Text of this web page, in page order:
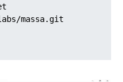
massa.git